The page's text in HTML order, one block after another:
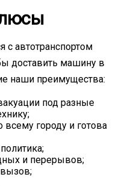
с автотранспортом
доставить машину в
наши преимущества:
под разные
всему городу и готова
и перерывов;